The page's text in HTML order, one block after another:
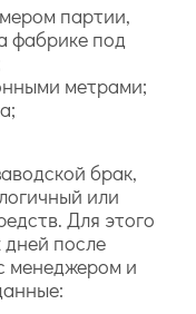
партии,
фабрике под
метрами;
брак,
или
Для этого
дней после
менеджером и